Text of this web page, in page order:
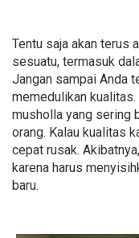
Tentu saja akan terus
sesuatu, termasuk
Jangan sampai Anda
memedulikan
musholla yang sering
orang. Kalau kualitas
cepat rusak.
karena harus
baru.